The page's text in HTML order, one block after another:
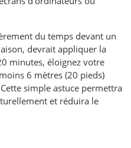
du temps devant un
devrait appliquer la
minutes, éloignez votre
6 mètres (20 pieds)
simple astuce permettra
et réduira le